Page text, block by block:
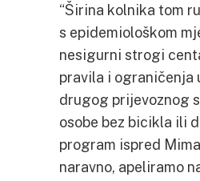
“Širina kolnika tom
s epidemiološkom
nesigurni strogi
pravila i ograničenja
drugog prijevoznog
osobe bez bicikla ili
program ispred
naravno, apeliramo